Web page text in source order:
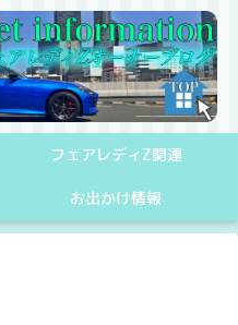
フェアレディZ関連
お出かけ情報